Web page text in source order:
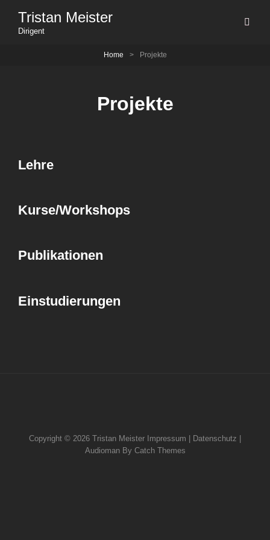
Tristan Meister
Dirigent
Home > Projekte
Projekte
Lehre
Kurse/Workshops
Publikationen
Einstudierungen
Copyright © 2026 Tristan Meister Impressum | Datenschutz |
Audioman By Catch Themes